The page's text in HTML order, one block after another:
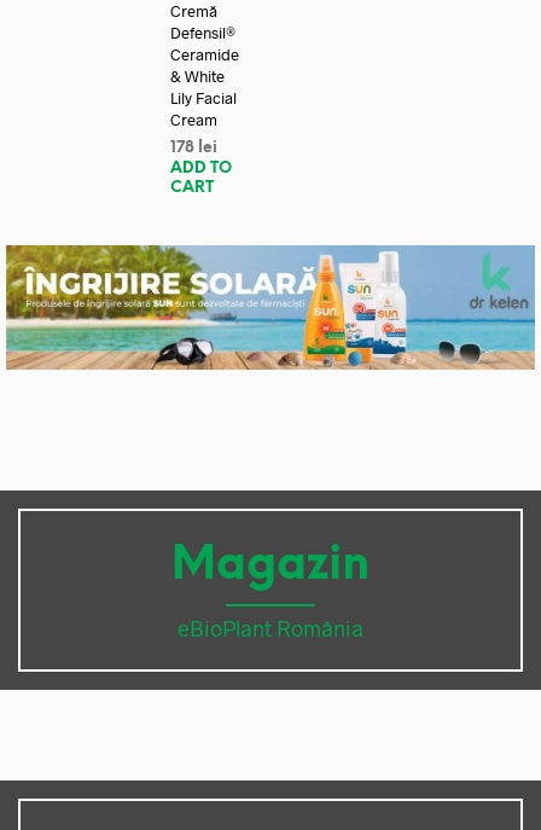
Cremă
Defensil®
Ceramide
& White
Lily Facial
Cream
178 lei
ADD TO
CART
Magazin
eBioPlant România